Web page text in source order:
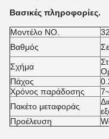
Βασικές πληροφορίες.
Μοντέλο NO.
Βαθμός
Σχήμα
Πάχος
Χρόνος παράδοσης
Πακέτο μεταφοράς
Προέλευση